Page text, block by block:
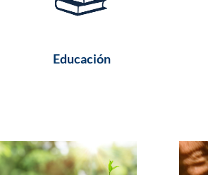
Educación